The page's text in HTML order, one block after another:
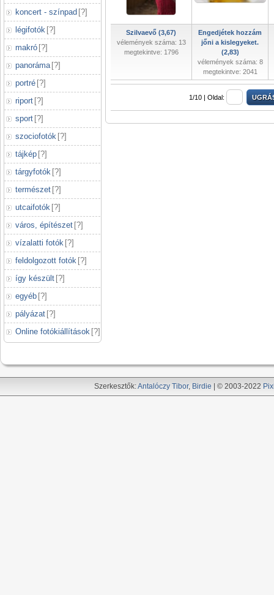
koncert - színpad [?]
légifotók [?]
makró [?]
panoráma [?]
portré [?]
riport [?]
sport [?]
szociofotók [?]
tájkép [?]
tárgyfotók [?]
természet [?]
utcaifotók [?]
város, építészet [?]
vízalatti fotók [?]
feldolgozott fotók [?]
így készült [?]
egyéb [?]
pályázat [?]
Online fotókiállítások [?]
Szilvaevő (3,67)
vélemények száma: 13
megtekintve: 1796
Engedjétek hozzám
jőni a kislegyeket.
(2,83)
vélemények száma: 8
megtekintve: 2041
1/10 | Oldal:
Szerkesztők:Antalóczy Tibor, Birdie | © 2003-2022